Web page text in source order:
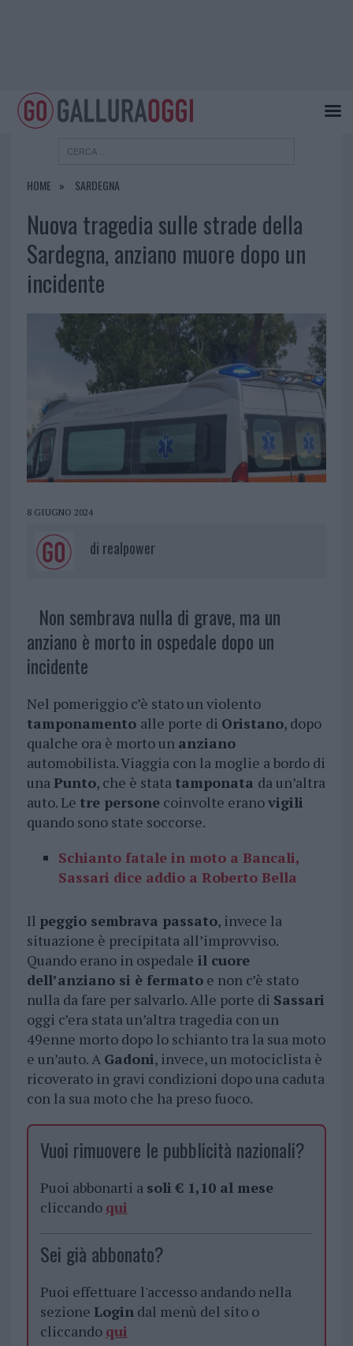
HOME SARDEGNA
Nuova tragedia sulle strade della
Sardegna, anziano muore dopo un
incidente
8 GIUGNO 2024
di realpower
Non sembrava nulla di grave, ma un
anziano è morto in ospedale dopo un
incidente
Nel pomeriggio c’è stato un violento
tamponamento alle porte di Oristano, dopo
qualche ora è morto un anziano
automobilista. Viaggia con la moglie a bordo di
unaPunto, che è stata tamponata da un’altra
auto. Le tre personecoinvolte eranovigili
quando sono state soccorse.
Schianto fatale in moto a Bancali,
Sassari dice addio a Roberto Bella
Il peggio sembrava passato, invece la
situazione è precipitata all’improvviso.
Quando erano in ospedale il cuore
dell’anziano si è fermatoe non c’è stato
nulla da fare per salvarlo. Alle porte di Sassari
oggi c’era stata un’altra tragedia con un
49enne morto dopo lo schianto tra la sua moto
e un’auto. A Gadoni, invece, un motociclista è
ricoverato in gravi condizioni dopo una caduta
con la sua moto che ha preso fuoco.
Vuoi rimuovere le pubblicità nazionali?
Puoi abbonarti a soli € 1,10 al mese
cliccando qui
Sei già abbonato?
Puoi effettuare l'accesso andando nella
sezione Logindal menù del sito o
cliccando qui